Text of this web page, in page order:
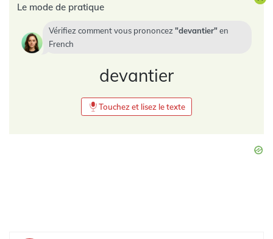
Le mode de pratique
Vérifiez comment vous prononcez devantier en
French
devantier
Touchez et lisez le texte